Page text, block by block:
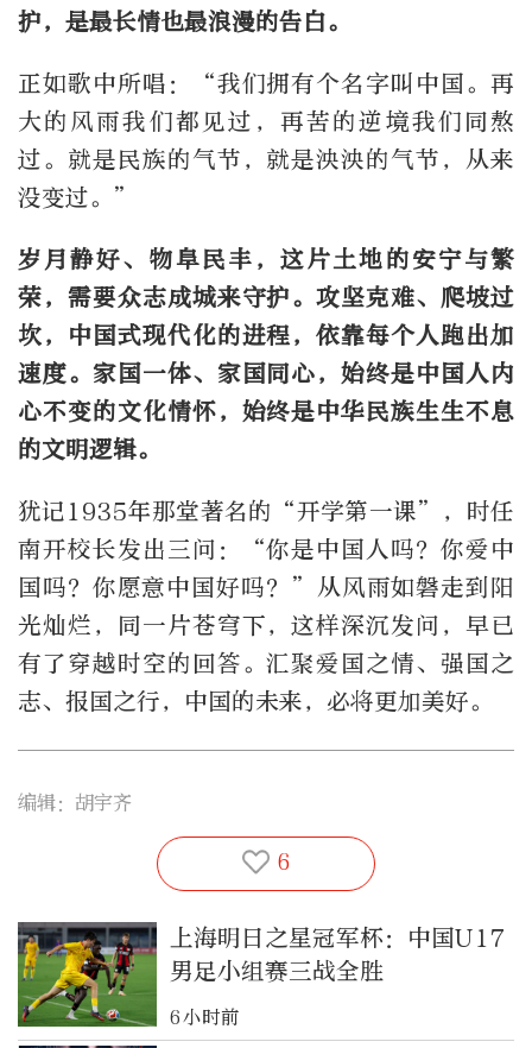
护，是最长情也最浪漫的告白。
正如歌中所唱：“我们拥有个名字叫中国。再
大的风雨我们都见过，再苦的逆境我们同熬
过。就是民族的气节，就是泱泱的气节，从来
没变过。”
岁月静好、物阜民丰，这片土地的安宁与繁
荣，需要众志成城来守护。攻坚克难、爬坡过
坎，中国式现代化的进程，依靠每个人跑出加
速度。家国一体、家国同心，始终是中国人内
心不变的文化情怀，始终是中华民族生生不息
的文明逻辑。
犹记1935年那堂著名的“开学第一课”，时任
南开校长发出三问：“你是中国人吗？你爱中
国吗？你愿意中国好吗？”从风雨如磐走到阳
光灿烂，同一片苍穹下，这样深沉发问，早已
有了穿越时空的回答。汇聚爱国之情、强国之
志、报国之行，中国的未来，必将更加美好。
编辑：胡宇齐
6
上海明日之星冠军杯：中国U17
男足小组赛三战全胜
6小时前